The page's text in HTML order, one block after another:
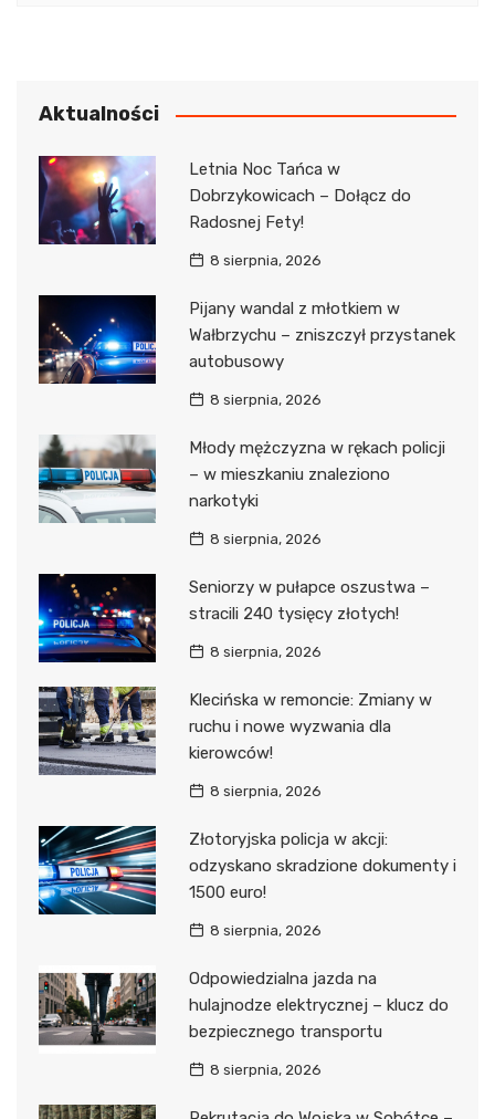
Aktualności
Letnia Noc Tańca w
Dobrzykowicach – Dołącz do
Radosnej Fety!
8 sierpnia, 2026
Pijany wandal z młotkiem w
Wałbrzychu – zniszczył przystanek
autobusowy
8 sierpnia, 2026
Młody mężczyzna w rękach policji
– w mieszkaniu znaleziono
narkotyki
8 sierpnia, 2026
Seniorzy w pułapce oszustwa –
stracili 240 tysięcy złotych!
8 sierpnia, 2026
Klecińska w remoncie: Zmiany w
ruchu i nowe wyzwania dla
kierowców!
8 sierpnia, 2026
Złotoryjska policja w akcji:
odzyskano skradzione dokumenty i
1500 euro!
8 sierpnia, 2026
Odpowiedzialna jazda na
hulajnodze elektrycznej – klucz do
bezpiecznego transportu
8 sierpnia, 2026